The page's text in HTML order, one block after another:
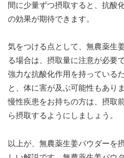
間に少量ずつ摂取すると、抗酸
の効果が期待できます。
気をつける点として、無農薬生
る場合は、摂取量に注意が必要
強力な抗酸化作用を持っている
と、体に害が及ぶ可能性もあり
慢性疾患をお持ちの方は、摂取
ら摂取するようにしましょう。
以上が、無農薬生姜パウダーを